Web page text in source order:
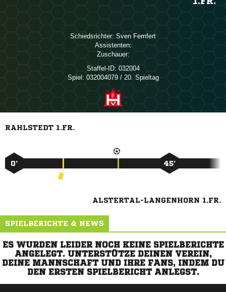
Schiedsrichter:  
Assistenten:
Zuschauer:
Staffel-ID: 032004
Spiel: 032004079 / 20. Spieltag
RAHLSTEDT 1.FR.
0’ 45’
ALSTERTAL-LANGENHORN 1.FR.
SPIELBERICHTE & NEWS
ES WURDEN LEIDER NOCH KEINE SPIELBERICHTE
ANGELEGT. UNTERSTÜTZE DEINEN VEREIN,
DEINE MANNSCHAFT UND IHRE FANS, INDEM DU
DEN ERSTEN SPIELBERICHT ANLEGST.